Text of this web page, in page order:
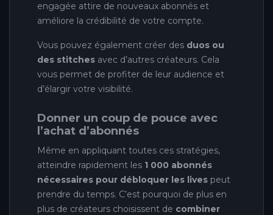
engagée attire de nouveaux abonnés et
améliore la crédibilité de votre compte.
Vous pouvez également créer des duos ou
des stitches avec d’autres créateurs. Cela
vous permet de profiter de leur audience et
d’élargir votre visibilité.
Donner un coup de pouce avec
l’achat d’abonnés
Même en appliquant toutes ces stratégies,
atteindre rapidement les 1 000 abonnés
nécessaires pour débloquer les lives peut
prendre du temps. C’est pourquoi de plus en
plus de créateurs choisissent de combiner